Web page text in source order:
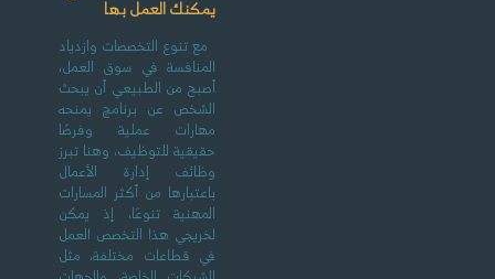
يمكنك العمل بها
مع تنوع التخصصات وازدياد
المنافسة في سوق العمل،
أصبح من الطبيعي أن يبحث
الشخص عن برنامج يمنحه
مهارات عملية وفرصًا
حقيقية للتوظيف، وهنا تبرز
وظائف إدارة الأعمال
باعتبارها من أكثر المسارات
المهنية تنوعًا، إذ يمكن
لخريجي هذا التخصص العمل
في قطاعات مختلفة، مثل